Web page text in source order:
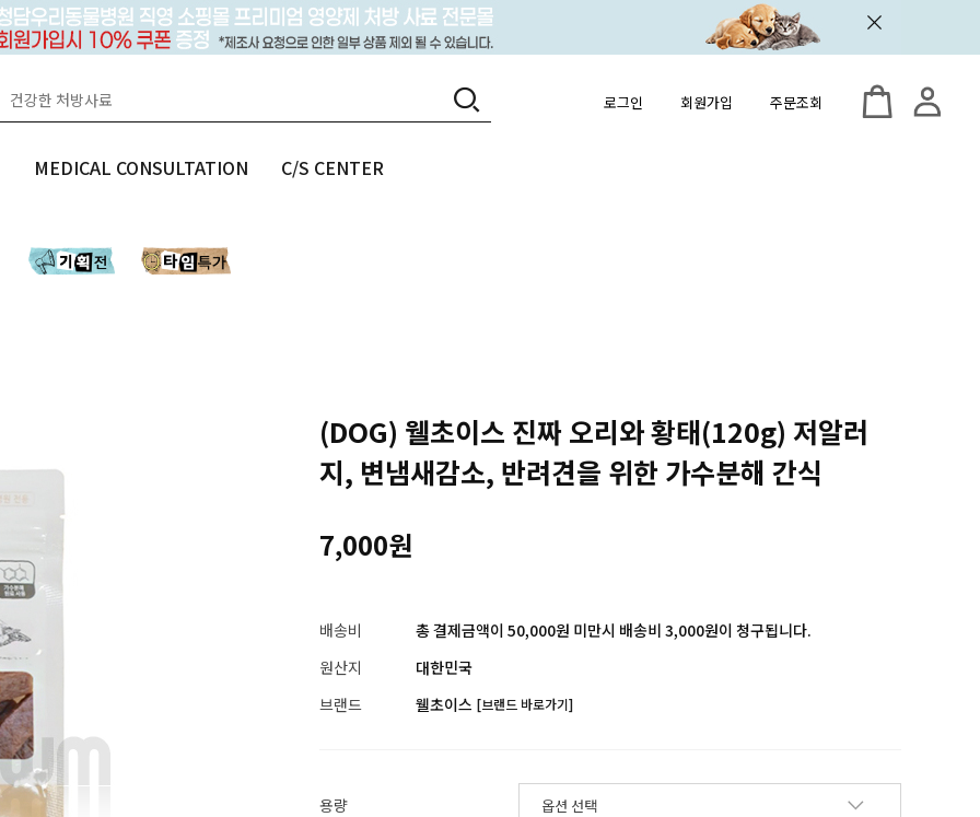
로그인 회원가입 주문조회
MEDICAL CONSULTATION C/S CENTER
(DOG) 웰초이스 진짜 오리와 황태(120g) 저알러
지, 변냄새감소, 반려견을 위한 가수분해 간식
7,000원
배송비
총 결제금액이 50,000원 미만시 배송비 3,000원이 청구됩니다.
원산지
대한민국
브랜드
웰초이스 [브랜드 바로가기]
용량